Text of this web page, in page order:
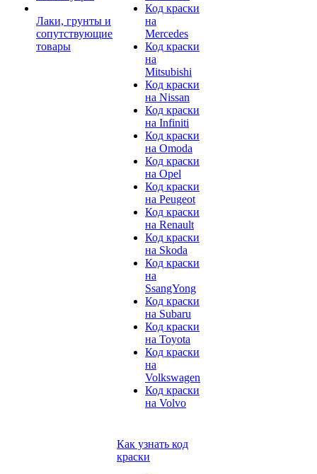
Лаки, грунты и
сопутствующие
товары
Код краски
на
Mercedes
Код краски
на
Mitsubishi
Код краски
на Nissan
Код краски
на Infiniti
Код краски
на Omoda
Код краски
на Opel
Код краски
на Peugeot
Код краски
на Renault
Код краски
на Skoda
Код краски
на
SsangYong
Код краски
на Subaru
Код краски
на Toyota
Код краски
на
Volkswagen
Код краски
на Volvo
Как узнать код
краски